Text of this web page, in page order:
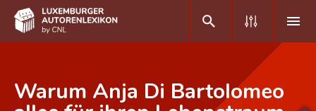
DE FR
Warum Anja Di Bartolomeo